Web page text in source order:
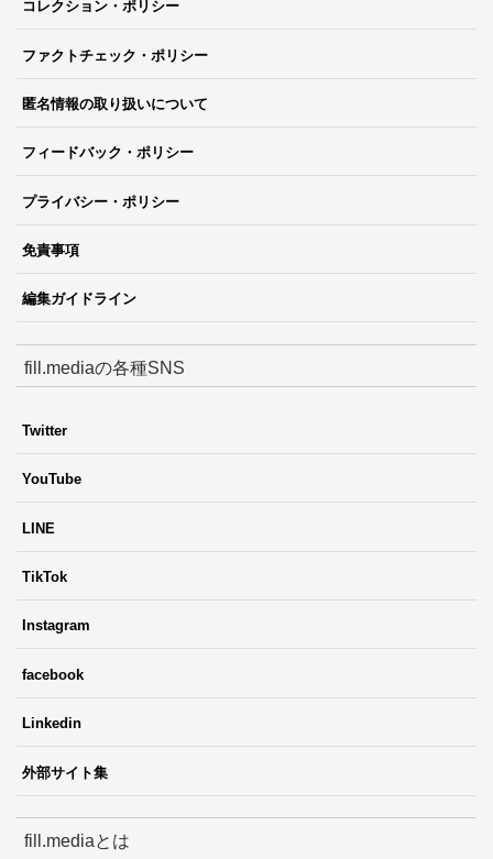
コレクション・ポリシー
ファクトチェック・ポリシー
匿名情報の取り扱いについて
フィードバック・ポリシー
プライバシー・ポリシー
免責事項
編集ガイドライン
fill.mediaの各種SNS
Twitter
YouTube
LINE
TikTok
Instagram
facebook
Linkedin
外部サイト集
fill.mediaとは